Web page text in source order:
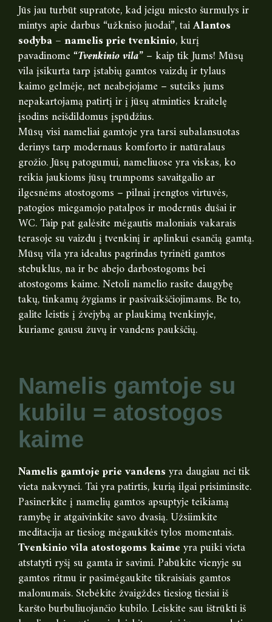
Jūs jau turbūt supratote, kad jeigu miesto šurmulys ir
mintys apie darbus “užkniso juodai”, taiAlantos
sodyba–namelis prie tvenkinio, kurį
pavadinome“Tvenkinio vila”– kaip tik Jums! Mūsų
vila įsikurta tarp įstabių gamtos vaizdų ir tylaus
kaimo gelmėje, net neabejojame – suteiks jums
nepakartojamą patirtį ir į jūsų atminties kraitelę
įsodins neišdildomus įspūdžius.
Mūsų visi nameliai gamtoje yra tarsi subalansuotas
derinys tarp modernaus komforto ir natūralaus
grožio. Jūsų patogumui, nameliuose yra viskas, ko
reikia jaukioms jūsų trumpoms savaitgalio ar
ilgesnėms atostogoms – pilnai įrengtos virtuvės,
patogios miegamojo patalpos ir modernūs dušai ir
WC. Taip pat galėsite mėgautis maloniais vakarais
terasoje su vaizdu į tvenkinį ir aplinkui esančią gamtą.
Mūsų vila yra idealus pagrindas tyrinėti gamtos
stebuklus, na ir be abejo darbostogoms bei
atostogoms kaime. Netoli namelio rasite daugybę
takų, tinkamų žygiams ir pasivaikščiojimams. Be to,
galite leistis į žvejybą ar plaukimą tvenkinyje,
kuriame gausu žuvų ir vandens paukščių.
Namelis gamtoje su
kubilu = atostogos
kaime
Namelis gamtoje prie vandensyra daugiau nei tik
vieta nakvynei. Tai yra patirtis, kurią ilgai prisiminsite.
Pasinerkite į namelių gamtos apsuptyje teikiamą
ramybę ir atgaivinkite savo dvasią. Užsiimkite
meditacija ar tiesiog mėgaukitės tylos momentais.
Tvenkinio vila atostogoms kaimeyra puiki vieta
atstatyti ryšį su gamta ir savimi. Pabūkite vienyje su
gamtos ritmu ir pasimėgaukite tikraisiais gamtos
malonumais. Stebėkite žvaigždes tiesiog tiesiai iš
karšto burbuliuojančio kubilo. Leiskite sau ištrūkti iš